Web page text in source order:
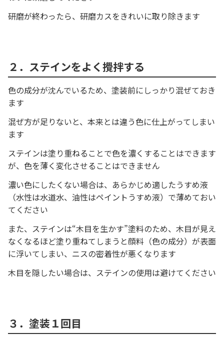
研磨が終わったら、研磨カスをきれいに取り除きます
２．ステインをよく攪拌する
色の成分が沈んでいるため、塗装前にしっかり混ぜておき
ます
混ぜ方が足りないと、本来とは違う色に仕上がってしまい
ます
ステインは塗り重ねることで色を濃くすることはできます
が、色を薄く変化させることはできません
濃い色にしたくない場合は、あらかじめ適したうすめ液
（水性は水道水、油性はペイントうすめ液）で薄めておい
てください
また、ステインは“木目を生かす”塗料のため、木目が見え
なくなるほど塗り重ねてしまうと顔料（色の成分）が表面
に浮いてしまい、ニスの密着性が悪くなります
木目を隠したい場合は、ステインの使用は避けてください
３．塗装１回目